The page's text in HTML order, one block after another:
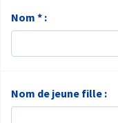
Nom * :
Nom de jeune fille :